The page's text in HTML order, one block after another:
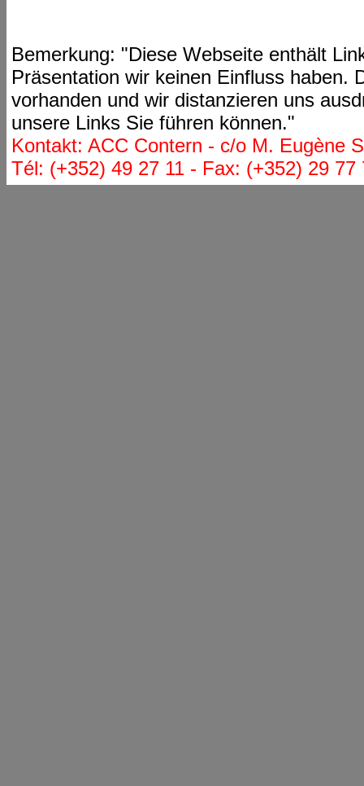
Bemerkung: "Diese Webseite enthält
Präsentation wir keinen Einfluss haben.
vorhanden und wir distanzieren uns
unsere Links Sie führen können."
Kontakt: ACC Contern - c/o M. Eugène
Tél: (+352) 49 27 11 - Fax: (+352) 29